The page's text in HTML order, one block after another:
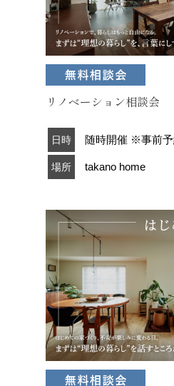
リノベーション相談会
日時 随時開催 ※事前予
場所 takano home